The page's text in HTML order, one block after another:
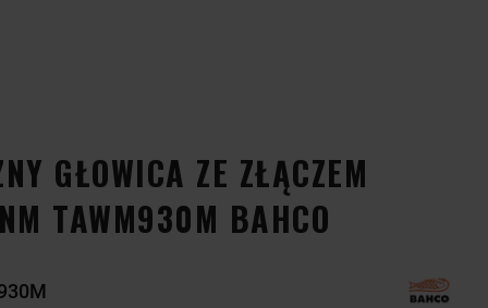
GŁOWICA ZE ZŁĄCZEM
TAWM930M BAHCO